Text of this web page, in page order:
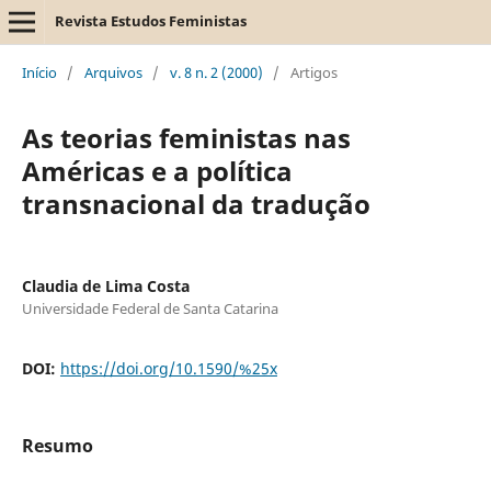
Revista Estudos Feministas
Início / Arquivos / v. 8 n. 2 (2000) / Artigos
As teorias feministas nas
Américas e a política
transnacional da tradução
Claudia de Lima Costa
Universidade Federal de Santa Catarina
DOI: https://doi.org/10.1590/%25x
Resumo